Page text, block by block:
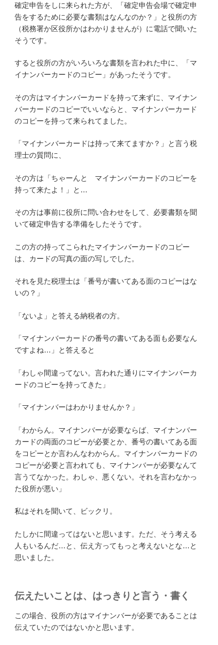
確定申告をしに来られた方が、「確定申告会場で確定申
告をするために必要な書類はなんなのか？」と役所の方
（税務署か区役所かはわかりませんが）に電話で聞いた
そうです。
すると役所の方がいろいろな書類を言われた中に、「マ
イナンバーカードのコピー」があったそうです。
その方はマイナンバーカードを持って来ずに、マイナン
バーカードのコピーでいいならと、マイナンバーカード
のコピーを持って来られてました。
「マイナンバーカードは持って来てますか？」と言う税
理士の質問に、
その方は「ちゃーんと マイナンバーカードのコピーを
持って来たよ！」と…
その方は事前に役所に問い合わせをして、必要書類を聞
いて確定申告する準備をしたそうです。
この方の持ってこられたマイナンバーカードのコピー
は、カードの写真の面の写しでした。
それを見た税理士は「番号が書いてある面のコピーはな
いの？」
「ないよ」と答える納税者の方。
「マイナンバーカードの番号の書いてある面も必要なん
ですよね…」と答えると
「わしゃ間違ってない。言われた通りにマイナンバーカ
ードのコピーを持ってきた」
「マイナンバーはわかりませんか？」
「わからん。マイナンバーが必要ならば、マイナンバー
カードの両面のコピーが必要とか、番号の書いてある面
をコピーとか言わんなわからん。マイナンバーカードの
コピーが必要と言われても、マイナンバーが必要なんて
言うてなかった。わしゃ、悪くない。それを言わなかっ
た役所が悪い」
私はそれを聞いて、ビックリ。
たしかに間違ってはないと思います。ただ、そう考える
人もいるんだ…と、伝え方ってもっと考えないとな…と
思いました。
伝えたいことは、はっきりと言う・書く
この場合、役所の方はマイナンバーが必要であることは
伝えていたのではないかと思います。